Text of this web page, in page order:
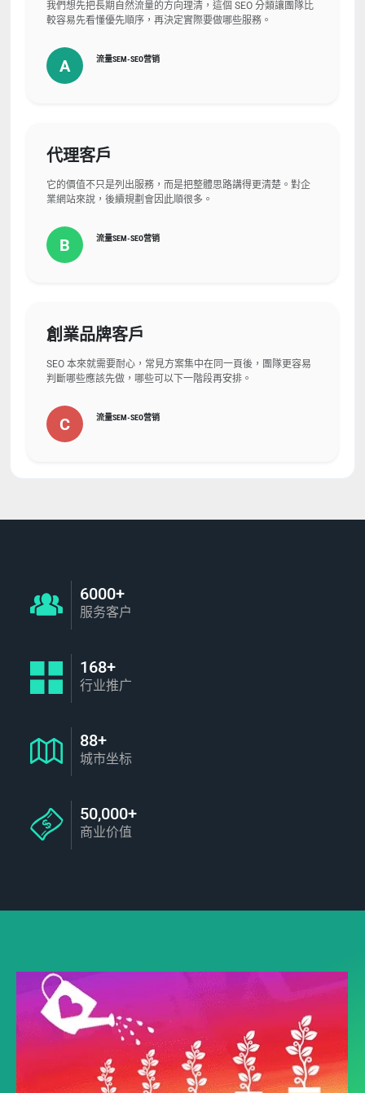
我們想先把長期自然流量的方向理清，這個 SEO 分類讓團隊比
較容易先看懂優先順序，再決定實際要做哪些服務。
A 流量SEM-SEO营销
代理客戶
它的價值不只是列出服務，而是把整體思路講得更清楚。對企
業網站來說，後續規劃會因此順很多。
B 流量SEM-SEO营销
創業品牌客戶
SEO 本來就需要耐心，常見方案集中在同一頁後，團隊更容易
判斷哪些應該先做，哪些可以下一階段再安排。
C 流量SEM-SEO营销
6000+
服务客户
168+
行业推广
88+
城市坐标
50,000+
商业价值